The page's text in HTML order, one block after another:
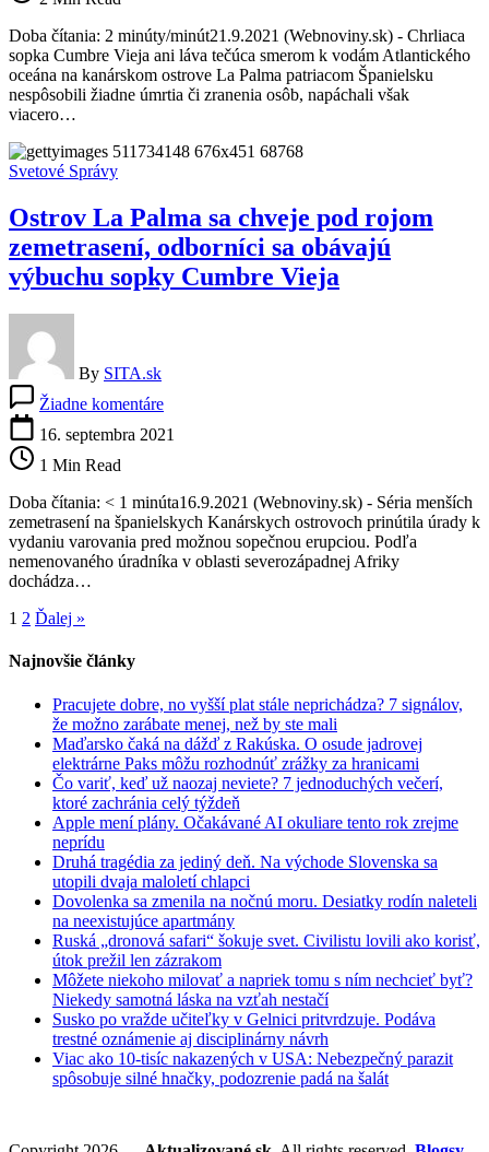
napáchala
mnoho
škôd.
Láva
všetko,
čo
v
ceste
(video)
Doba čítania: 2 minúty/minút21.9.2021 (Webnoviny.sk) - Chrliaca
sopka Cumbre Vieja ani láva tečúca smerom k vodám Atlantického
oceána na kanárskom ostrove La Palma patriacom Španielsku
nespôsobili žiadne úmrtia či zranenia osôb, napáchali však
viacero…
Svetové Správy
Ostrov La Palma sa chveje pod rojom
zemetrasení, odborníci sa obávajú
výbuchu sopky Cumbre Vieja
By SITA.sk
Žiadne komentáreOstrov
La
pod
rojom
zemetrasení,
odborníci
16. septembra 2021
1 Min Read
Doba čítania: < 1 minúta16.9.2021 (Webnoviny.sk) - Séria menších
zemetrasení na španielskych Kanárskych ostrovoch prinútila úrady k
vydaniu varovania pred možnou sopečnou erupciou. Podľa
nemenovaného úradníka v oblasti severozápadnej Afriky
dochádza…
1 2 Ďalej »
Najnovšie články
Pracujete dobre, no vyšší plat stále neprichádza? 7 signálov,
že možno zarábate menej, než by ste mali
Maďarsko čaká na dážď z Rakúska. O osude jadrovej
elektrárne Paks môžu rozhodnúť zrážky za hranicami
Čo variť, keď už naozaj neviete? 7 jednoduchých večerí,
ktoré zachránia celý týždeň
Apple mení plány. Očakávané AI okuliare tento rok zrejme
neprídu
Druhá tragédia za jediný deň. Na východe Slovenska sa
utopili dvaja maloletí chlapci
Dovolenka sa zmenila na nočnú moru. Desiatky rodín naleteli
na neexistujúce apartmány
Ruská „dronová safari“ šokuje svet. Civilistu lovili ako korisť,
útok prežil len zázrakom
Môžete niekoho milovať a napriek tomu s ním nechcieť byť?
Niekedy samotná láska na vzťah nestačí
Susko po vražde učiteľky v Gelnici pritvrdzuje. Podáva
trestné oznámenie aj disciplinárny návrh
Viac ako 10-tisíc nakazených v USA: Nebezpečný parazit
spôsobuje silné hnačky, podozrenie padá na šalát